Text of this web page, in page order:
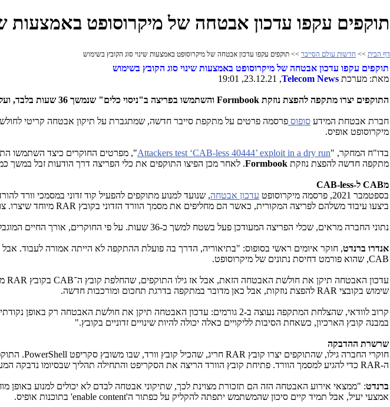
תוקפים עקפו עדכון אבטחה של מיקרוסופט באמצעות
דף הבית >> חדשות עולם הסייבר >> תוקפים עקפו עדכון אבטחה של מיקרוסופט באמצעות שינוי סוג הקובץ בשימוש
תוקפים עקפו עדכון אבטחה של מיקרוסופט באמצעות שינוי סוג הקובץ בשימוש
מאת: מערכת Telecom News
, 23.12.21, 19:01
התוקפים יצרו מתקפה להפצת נוזקת Formbook והשתמשו בפריצה ב"ניסוי כלים" שנמשך 36 שעות בלבד,
חברת אבטחת המידע סופוס פרסמה פרטים על מתקפת סייבר חדשה, שמתגברת על תיקון אבטחה קריטי
מיקרוסופט אופיס.
בדו"ח המחקר, "Attackers test ‘CAB-less 40444’ exploit in a dry run", מפרטים החוקרים כיצד השתמשו
מתקפה חדשה להפצת נוזקת Formbook. לאחר מכן הפיצו התוקפים את כלי הפריצה דרך הודעות זבל במשך כמעט 36 שעות, לפני
מCAB ל-CAB-less
בספטמבר 2021, פרסמה מיקרוסופט
עדכון אבטחה, שנועד למנוע מתוקפים להפעיל קוד זדוני במסמכי וורד
ביצעו עיבוד משלהם לפריצה המקורית, כאשר הם מחליפים את מסמך הוורד הזדוני בקובץ RAR מיוחד שיצרו.
נתוני החברה מראים, שכלי הפריצה המעודכן פעל בשטח למשך כ-36 שעות. על פי החוקרים, אורך החיים המוגבל של ההתקפה החדשה מצביע על כך, שמדובר בניסוי כלים של הקוד, שעלול להופיע שוב באירועי אבטחה עתידיים.
אנדרו ברנדט, חוקר איומים ראשי בסופוס: "בתיאוריה, הדרך בה פועלת ההתקפה לא הייתה אמורה לעבוד.
CAB, שהוא פורמט דחיסת נתונים של מיקרוסופט.
עדכון האבטחה תיקן את חולשת האבטחה הזאת, אבל אז גילו התוקפים, שהחלפת קובץ ה־CAB בקובץ RAR
שימוש בקובצי RAR להפצת נוזקות, אבל כאן מדובר במתקפה בדרגת תחכום ומורכבות חדשה.
קרוב לוודאי, שהצלחת המתקפה נעוצה ב-2 גורמים: עדכון האבטחה תיקן את חולשת האבטחה רק באופן נקודתי, בעוד שתוכנת
במבנה קובץ הארכיון, כשאחת הסיבות לליקויים כאלה יכולה להיות שינויים זדוניים בקובץ."
שרשרת ההדבקה
חוקרי החברה גילו, שהתוקפים יצרו קובץ RAR חריג, שהכיל קובץ וורד, שבו משובץ סקריפט PowerShell
.
ה-RAR כדי להגיע למסמך הוורד. פתיחת קובץ הוורד הריצה את הסקריפט והתחילה תהליך שבסיומו נדבקה
ברנדט: "ממצאי אירוע האבטחה הזה הם תזכורת מצוינת לכך, שתיקוני אבטחה לבדם לא יכולים למנוע באופן
אמצעי יעיל, אבל תמיד קיים סיכון שהמשתמש יתפתה להקליק על כפתור ה'enable content' בתוכנות אופיס.